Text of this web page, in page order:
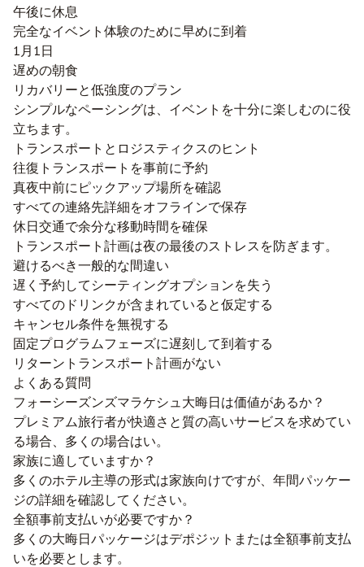
午後に休息
完全なイベント体験のために早めに到着
1月1日
遅めの朝食
リカバリーと低強度のプラン
シンプルなペーシングは、イベントを十分に楽しむのに役
立ちます。
トランスポートとロジスティクスのヒント
往復トランスポートを事前に予約
真夜中前にピックアップ場所を確認
すべての連絡先詳細をオフラインで保存
休日交通で余分な移動時間を確保
トランスポート計画は夜の最後のストレスを防ぎます。
避けるべき一般的な間違い
遅く予約してシーティングオプションを失う
すべてのドリンクが含まれていると仮定する
キャンセル条件を無視する
固定プログラムフェーズに遅刻して到着する
リターントランスポート計画がない
よくある質問
フォーシーズンズマラケシュ大晦日は価値があるか？
プレミアム旅行者が快適さと質の高いサービスを求めてい
る場合、多くの場合はい。
家族に適していますか？
多くのホテル主導の形式は家族向けですが、年間パッケー
ジの詳細を確認してください。
全額事前支払いが必要ですか？
多くの大晦日パッケージはデポジットまたは全額事前支払
いを必要とします。